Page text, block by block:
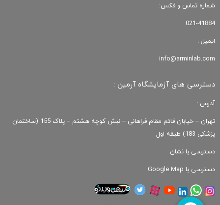
شماره تماس و فکس:
021-41884
ایمیل :
info@arminlab.com
دسترسی های آزمایشگاه آرمین :
آدرس :
تهران – خیابان قائم مقام فراهانی – نبش کوچه هشتم – پلاک 155 (ساختمان
پزشکی 183) طبقه اول
دسترسی با نشان
دسترسی با Google Map